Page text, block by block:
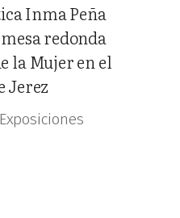
Inma Peña
redonda
la Mujer en el
Jerez
Exposiciones